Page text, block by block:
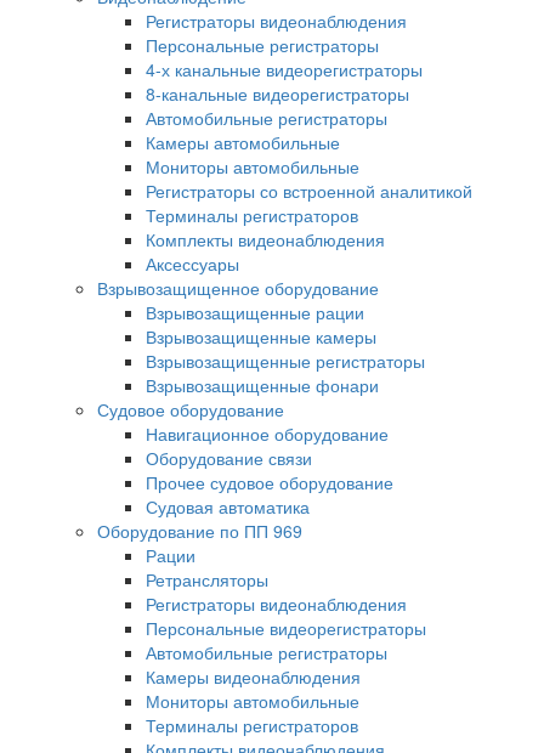
Регистраторы видеонаблюдения
Персональные регистраторы
4-х канальные видеорегистраторы
8-канальные видеорегистраторы
Автомобильные регистраторы
Камеры автомобильные
Мониторы автомобильные
Регистраторы со встроенной аналитикой
Терминалы регистраторов
Комплекты видеонаблюдения
Аксессуары
Взрывозащищенное оборудование
Взрывозащищенные рации
Взрывозащищенные камеры
Взрывозащищенные регистраторы
Взрывозащищенные фонари
Судовое оборудование
Навигационное оборудование
Оборудование связи
Прочее судовое оборудование
Судовая автоматика
Оборудование по ПП 969
Рации
Ретрансляторы
Регистраторы видеонаблюдения
Персональные видеорегистраторы
Автомобильные регистраторы
Камеры видеонаблюдения
Мониторы автомобильные
Терминалы регистраторов